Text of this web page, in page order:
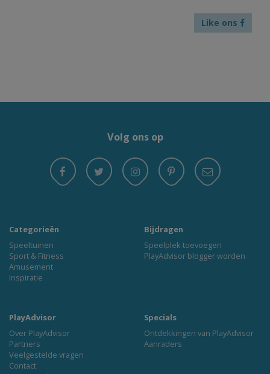
Like ons
Volg ons op
Categorieën
Speeltuinen
Sport & Fitness
Amusement
Inspiratie
Bijdragen
Speelplek toevoegen
PlayAdvisor blogger worden
PlayAdvisor
Over PlayAdvisor
Partners
Veelgestelde vragen
Contact
Specials
Ontdekkingen van PlayAdvisor
Aanraders